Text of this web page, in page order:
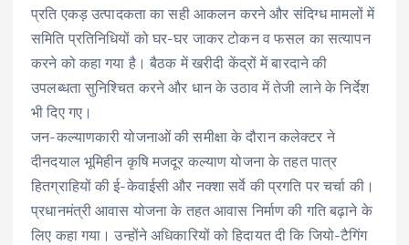
प्रति एकड़ उत्पादकता का सही आकलन करने और संदिग्ध मामलों में
समिति प्रतिनिधियों को घर-घर जाकर टोकन व फसल का सत्यापन
करने को कहा गया है। बैठक में खरीदी केंद्रों में बारदाने की
उपलब्धता सुनिश्चित करने और धान के उठाव में तेजी लाने के निर्देश
भी दिए गए।
जन-कल्याणकारी योजनाओं की समीक्षा के दौरान कलेक्टर ने
दीनदयाल भूमिहीन कृषि मजदूर कल्याण योजना के तहत पात्र
हितग्राहियों की ई-केवाईसी और नक्शा सर्वे की प्रगति पर चर्चा की।
प्रधानमंत्री आवास योजना के तहत आवास निर्माण की गति बढ़ाने के
लिए कहा गया। उन्होंने अधिकारियों को हिदायत दी कि जियो-टैगिंग